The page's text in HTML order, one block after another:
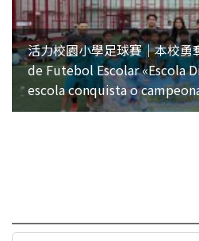
活力校園小學足球賽｜本校勇
de Futebol Escolar «Escola
escola conquista o